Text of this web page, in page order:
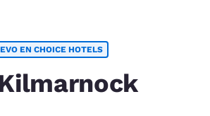
EN CHOICE HOTELS